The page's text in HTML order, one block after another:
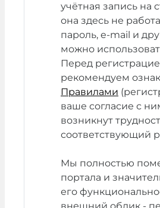
учётная запись на
она здесь не
пароль, e-mail и
можно
Перед
рекомендуем
Правилами
ваше согласие с
возникнут
соответствующий
Мы полностью
портала и
его